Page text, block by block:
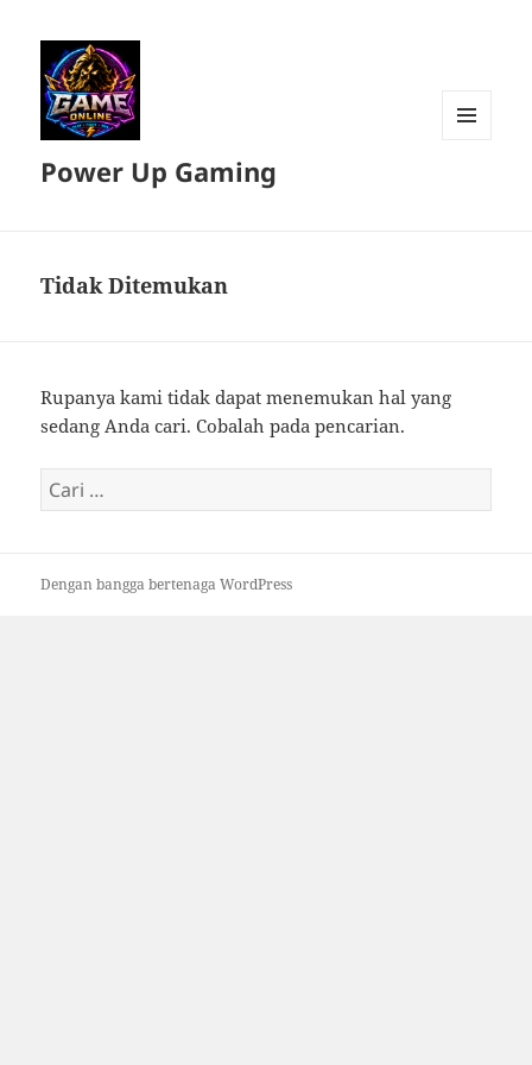
Power Up Gaming
Tidak Ditemukan
Rupanya kami tidak dapat menemukan hal yang
sedang Anda cari. Cobalah pada pencarian.
Cari
untuk:
Dengan bangga bertenaga WordPress